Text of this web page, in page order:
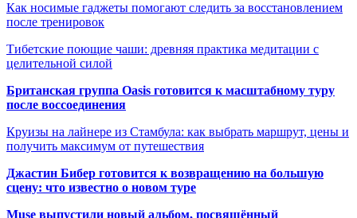
Как носимые гаджеты помогают следить за восстановлением
после тренировок
Тибетские поющие чаши: древняя практика медитации с
целительной силой
Британская группа Oasis готовится к масштабному туру
после воссоединения
Круизы на лайнере из Стамбула: как выбрать маршрут, цены и
получить максимум от путешествия
Джастин Бибер готовится к возвращению на большую
сцену: что известно о новом туре
Muse выпустили новый альбом, посвящённый